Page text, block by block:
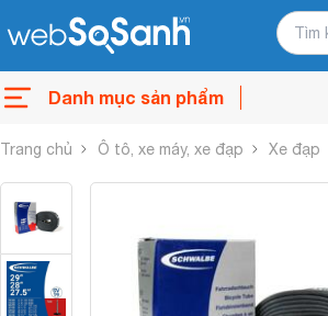
Danh mục sản phẩm
Trang chủ Ô tô, xe máy, xe đạp Xe đạp